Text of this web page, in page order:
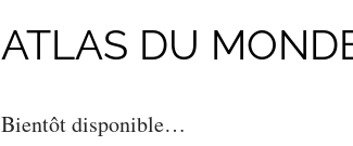
ATLAS DU
Bientôt disponible…